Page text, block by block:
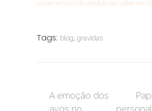
casamentos/do-pedido-ao-
Tags: blog, gravidas
A emoção dos
avós no